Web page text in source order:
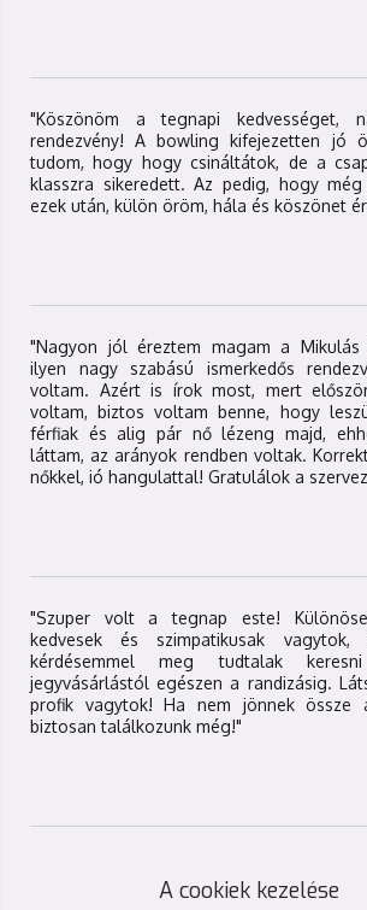
"Köszönöm a tegnapi kedvességet,
rendezvény! A bowling kifejezetten jó
tudom, hogy hogy csináltátok, de a
klasszra sikeredett. Az pedig, hogy
ezek után, külön öröm, hála és köszönet
"Nagyon jól éreztem magam a Mikulás
ilyen nagy szabású ismerkedős
voltam. Azért is írok most, mert
voltam, biztos voltam benne, hogy
férfiak és alig pár nő lézeng majd,
láttam, az arányok rendben voltak.
nőkkel, ió hangulattal! Gratulálok a
"Szuper volt a tegnap este!
kedvesek és szimpatikusak
kérdésemmel meg tudtalak
jegyvásárlástól egészen a randizásig.
profik vagytok! Ha nem jönnek össze
biztosan találkozunk még!"
A cookiek kezelése